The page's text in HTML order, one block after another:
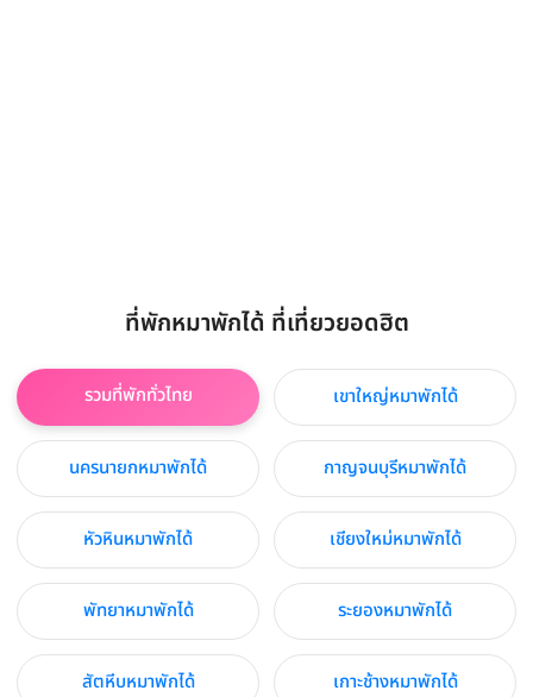
ที่พักหมาพักได้ ที่เที่ยวยอดฮิต
รวมที่พักทั่วไทย เขาใหญ่หมาพักได้
นครนายกหมาพักได้ กาญจนบุรีหมาพักได้
หัวหินหมาพักได้ เชียงใหม่หมาพักได้
พัทยาหมาพักได้ ระยองหมาพักได้
สัตหีบหมาพักได้ เกาะช้างหมาพักได้